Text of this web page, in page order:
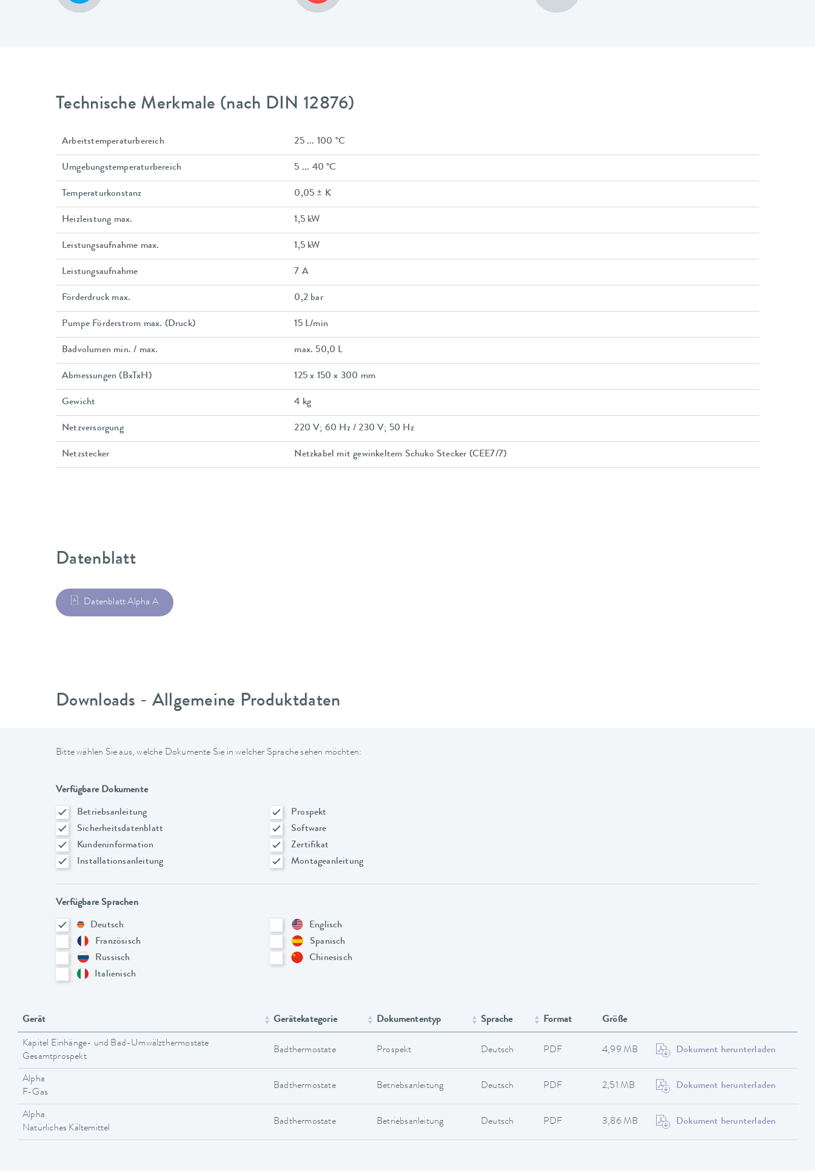
Technische Merkmale (nach DIN 12876)
Arbeitstemperaturbereich 25 ... 100 °C
Umgebungstemperaturbereich 5 ... 40 °C
Temperaturkonstanz 0,05 ± K
Heizleistung max. 1,5 kW
Leistungsaufnahme max. 1,5 kW
Leistungsaufnahme 7 A
Förderdruck max. 0,2 bar
Pumpe Förderstrom max. (Druck) 15 L/min
Badvolumen min. / max. max. 50,0 L
Abmessungen (BxTxH) 125 x 150 x 300 mm
Gewicht 4 kg
Netzversorgung 220 V; 60 Hz / 230 V; 50 Hz
Netzstecker Netzkabel mit gewinkeltem Schuko Stecker (CEE7/7)
Datenblatt
Datenblatt Alpha A
Downloads - Allgemeine Produktdaten
Bitte wählen Sie aus, welche Dokumente Sie in welcher Sprache sehen möchten:
Verfügbare Dokumente
Betriebsanleitung
Prospekt
Sicherheitsdatenblatt
Software
Kundeninformation
Zertifikat
Installationsanleitung
Montageanleitung
Verfügbare Sprachen
Deutsch
Englisch
Französisch
Spanisch
Russisch
Chinesisch
Italienisch
Gerät Gerätekategorie Dokumententyp Sprache Format Größe
Kapitel Einhänge- und Bad-Umwälzthermostate
Gesamtprospekt
Badthermostate Prospekt Deutsch PDF 4,99 MB Dokument herunterladen
Alpha
F-Gas
Badthermostate Betriebsanleitung Deutsch PDF 2,51 MB Dokument herunterladen
Alpha
Natürliches Kältemittel
Badthermostate Betriebsanleitung Deutsch PDF 3,86 MB Dokument herunterladen